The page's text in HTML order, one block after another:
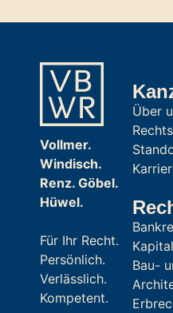
Vollmer.
Windisch.
Renz. Göbel.
Hüwel.
Für Ihr Recht.
Persönlich.
Verlässlich.
Kompetent.
Über
Bau-